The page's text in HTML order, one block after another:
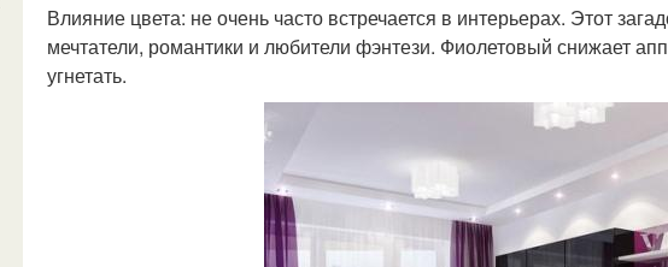
Влияние цвета: не очень часто встречается в интерьерах. Этот
мечтатели, романтики и любители фэнтези. Фиолетовый снижает
угнетать.